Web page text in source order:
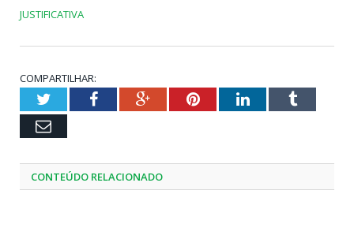
JUSTIFICATIVA
COMPARTILHAR:
TwitterFacebookGoogle+PinterestLinkedInTumblr
Email
CONTEÚDO RELACIONADO